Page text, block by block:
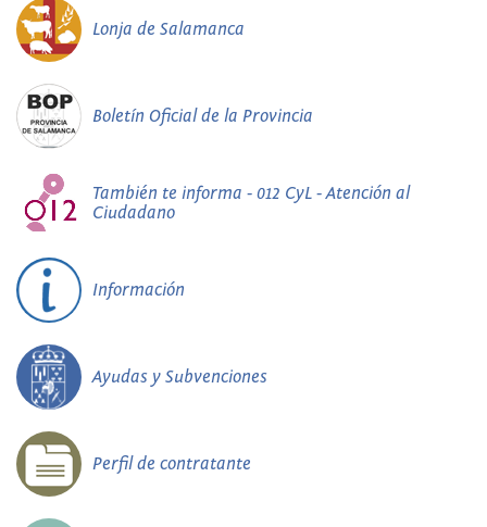
Lonja de Salamanca
Boletín Oficial de la Provincia
También te informa - 012 CyL - Atención al
Ciudadano
Información
Ayudas y Subvenciones
Perfil de contratante